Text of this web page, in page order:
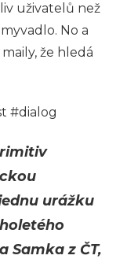
uživatelů než
No a
že hledá
#dialog
urážku
Samka z ČT,